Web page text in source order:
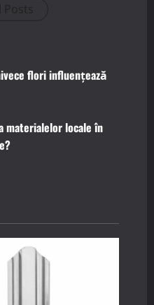
Posts
flori influențează
materialelor locale în